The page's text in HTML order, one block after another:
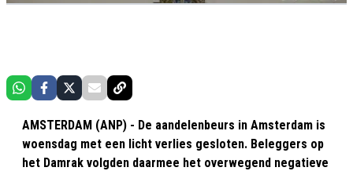
AMSTERDAM (ANP) - De aandelenbeurs in Amsterdam is
woensdag met een licht verlies gesloten. Beleggers op
het Damrak volgden daarmee het overwegend negatieve